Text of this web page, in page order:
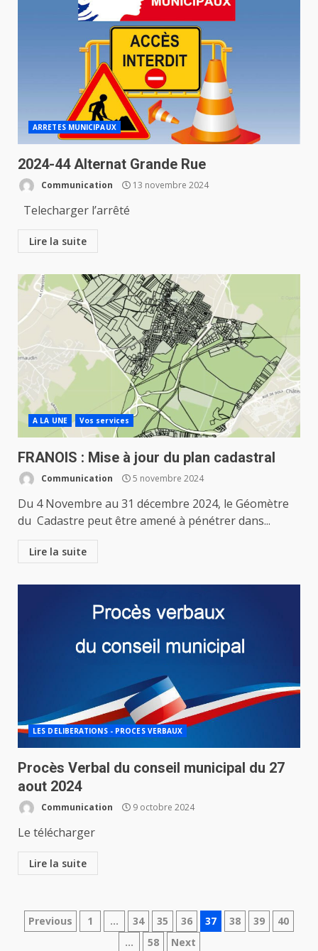
ARRETES MUNICIPAUX
2024-44 Alternat Grande Rue
Communication 13 novembre 2024
Telecharger l’arrêté
Lire la suite
A LA UNE Vos services
FRANOIS : Mise à jour du plan cadastral
Communication 5 novembre 2024
Du 4 Novembre au 31 décembre 2024, le Géomètre
du Cadastre peut être amené à pénétrer dans...
Lire la suite
LES DELIBERATIONS - PROCES VERBAUX
Procès Verbal du conseil municipal du 27
aout 2024
Communication 9 octobre 2024
Le télécharger
Lire la suite
Navigation
Previous 1 … 34 35 36 37 38 39
40
…
58 Next